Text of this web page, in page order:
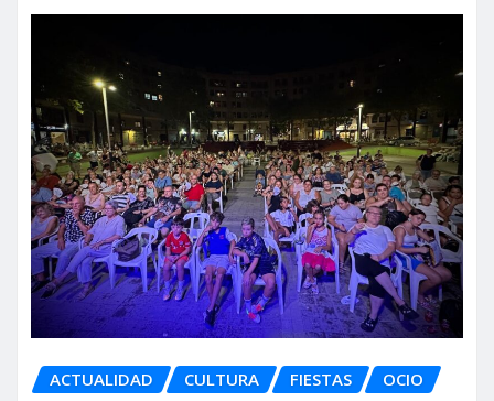
ACTUALIDAD CULTURA FIESTAS OCIO